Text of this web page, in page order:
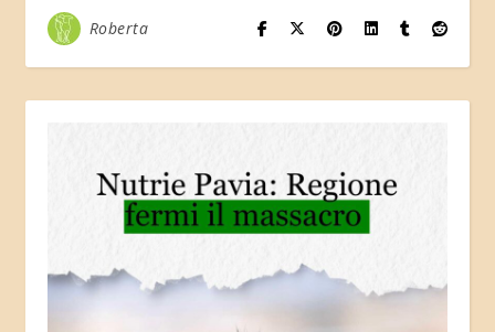
Roberta